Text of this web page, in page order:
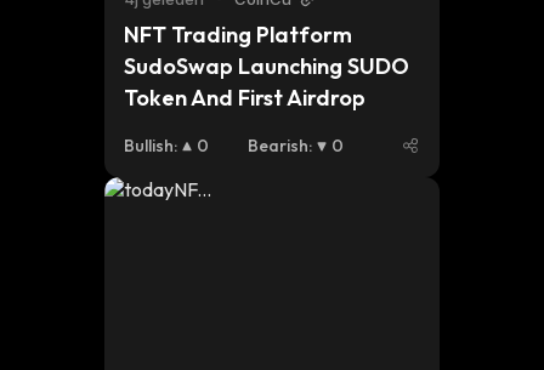
NFT Trading Platform
SudoSwap Launching SUDO
Token And First Airdrop
Bullish: 0 Bearish: 0